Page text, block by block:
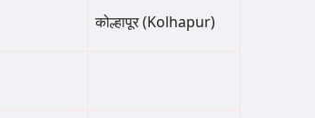
कोल्हापूर (Kolhapur)